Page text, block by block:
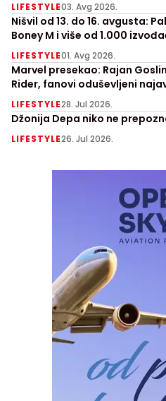
LIFESTYLE03. Avg 2026.
Nišvil od 13. do 16. avgusta:
Boney M i više od 1.000
LIFESTYLE01. Avg 2026.
Marvel presekao: Rajan
Rider, fanovi oduševljeni
LIFESTYLE28. Jul 2026.
Džonija Depa niko ne
LIFESTYLE26. Jul 2026.